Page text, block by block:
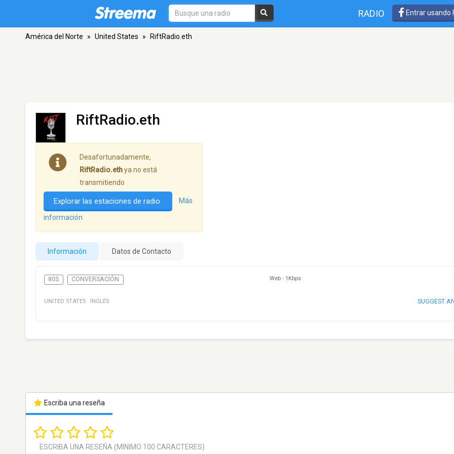
RADIO Entrar usando
América del Norte » United States » RiftRadio.eth
RiftRadio.eth
Desafortunadamente,
RiftRadio.ethya no está
transmitiendo
Explorar las estaciones de radio Más
información
Información Datos de Contacto
80S CONVERSACIÓN Web - 1Kbps
UNITED STATES · INGLÉS SUGGEST
Escriba una reseña